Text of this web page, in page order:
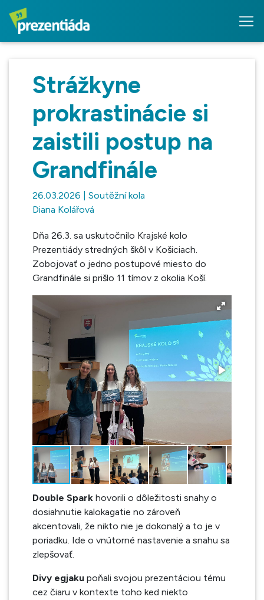
Strážkyne
prokrastinácie si
zaistili postup na
Grandfinále
26.03.2026 | Soutěžní kola
Diana Kolářová
Dňa 26.3. sa uskutočnilo Krajské kolo
Prezentiády stredných škôl v Košiciach.
Zobojovať o jedno postupové miesto do
Grandfinále si prišlo 11 tímov z okolia Koší.
Double Spark hovorili o dôležitosti snahy o
dosiahnutie kalokagatie no zároveň
akcentovali, že nikto nie je dokonalý a to je v
poriadku. Ide o vnútorné nastavenie a snahu sa
zlepšovať.
Divy egjaku poňali svojou prezentáciou tému
cez čiaru v kontexte toho ked niekto